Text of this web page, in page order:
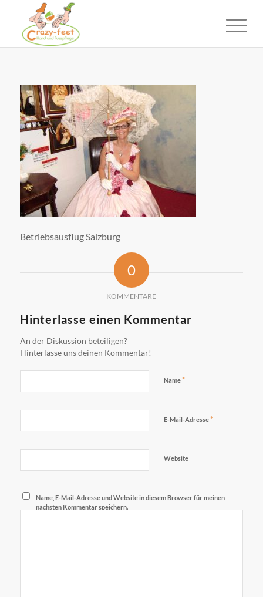
Betriebsausflug Salzburg
0
KOMMENTARE
Hinterlasse einen Kommentar
An der Diskussion beteiligen?
Hinterlasse uns deinen Kommentar!
Name *
E-Mail-Adresse *
Website
Name, E-Mail-Adresse und Website in diesem Browser für meinen
nächsten Kommentar speichern.